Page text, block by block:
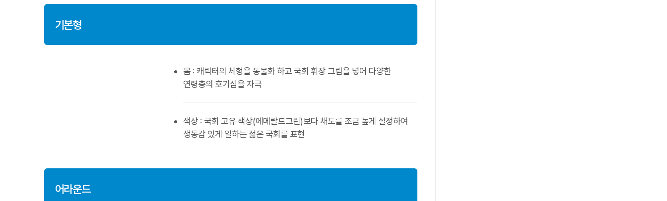
기본형
몸 : 캐릭터의 체형을 동물화 하고 국회 휘장 그림을 넣어 다양한
연령층의 호기심을 자극
색상 : 국회 고유 색상(에메랄드그린)보다 채도를 조금 높게 설정하여
생동감 있게 일하는 젊은 국회를 표현
어라운드